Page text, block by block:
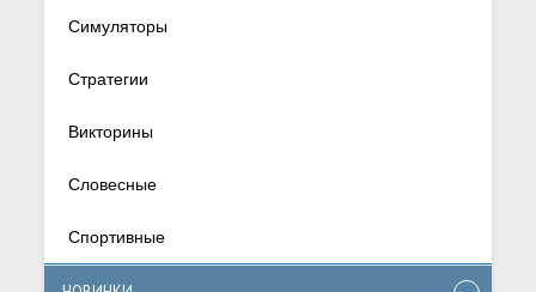
Симуляторы
Стратегии
Викторины
Словесные
Спортивные